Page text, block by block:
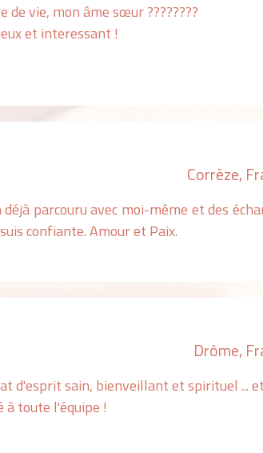
vie, mon âme sœur ????????
et interessant !
Corrèze,
parcouru avec moi-même et des
confiante. Amour et Paix.
Drôme,
d'esprit sain, bienveillant et spirituel ...
à toute l'équipe !